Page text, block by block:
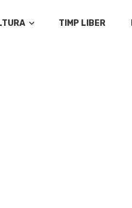
TIMP LIBER